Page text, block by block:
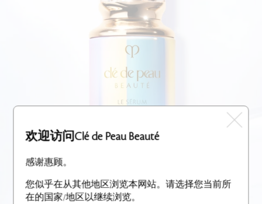
焕彩替换装
探索
欢迎访问Clé de Peau Beauté
感谢惠顾。
您似乎在从其他地区浏览本网站。请选择您当前所
在的国家/地区以继续浏览。